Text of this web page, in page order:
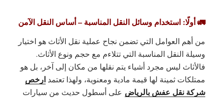
🚛 أولًا: استخدام وسائل النقل المناسبة – أساس النقل الآمن
من أهم العوامل التي تضمن نجاح عملية نقل الأثاث هو اختيار
وسيلة النقل المناسبة التي تتلاءم مع حجم ونوع الأثاث.
فالأثاث ليس مجرد أشياء يتم نقلها من مكان إلى آخر، بل هو
ممتلكات ثمينة لها قيمة مادية ومعنوية، ولهذا تعتمد ارخص
شركة نقل عفش بالرياض على أسطول حديث من سيارات